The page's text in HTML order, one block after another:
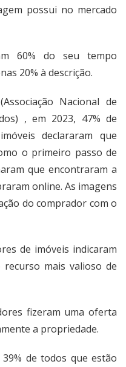
possui no mercado
60% do seu tempo
20% à descrição.
Nacional de
, em 2023, 47% de
declararam que
o primeiro passo de
que encontraram a
online. As imagens
do comprador com o
de imóveis indicaram
mais valioso de
fizeram uma oferta
a propriedade.
39% de todos que estão